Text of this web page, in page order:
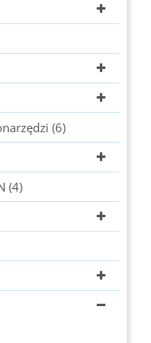
(6)
(4)